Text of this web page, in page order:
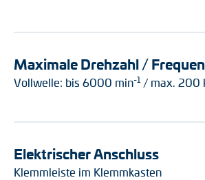
Maximale Drehzahl /
Vollwelle: bis 6000 min-1/ max. 200
Elektrischer Anschluss
Klemmleiste im Klemmkasten